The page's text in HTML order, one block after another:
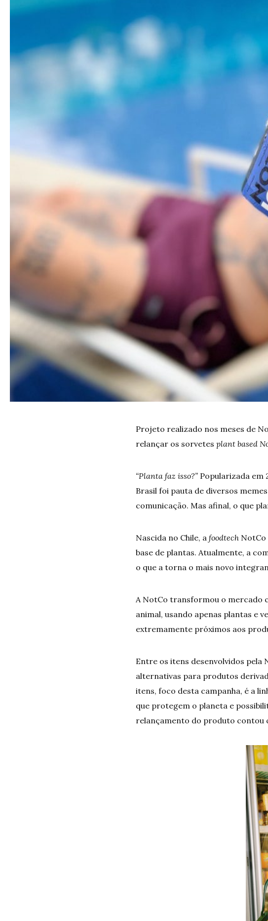
Projeto realizado nos meses de
relançar os sorvetes plant based
“Planta faz isso?” Popularizada em
Brasil foi pauta de diversos
comunicação. Mas afinal, o que
Nascida no Chile, a foodtech NotCo
base de plantas. Atualmente, a
o que a torna o mais novo
A NotCo transformou o mercado
animal, usando apenas plantas e
extremamente próximos aos
Entre os itens desenvolvidos pela
alternativas para produtos
itens, foco desta campanha, é a
que protegem o planeta e
relançamento do produto contou